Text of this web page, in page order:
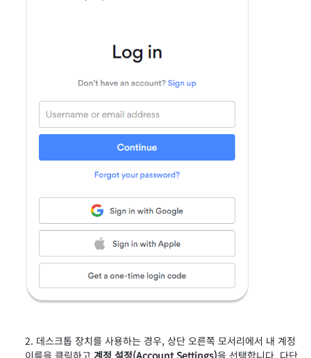
데스크톱 장치를 사용하는 경우, 상단 오른쪽 모서리에서 내 계정